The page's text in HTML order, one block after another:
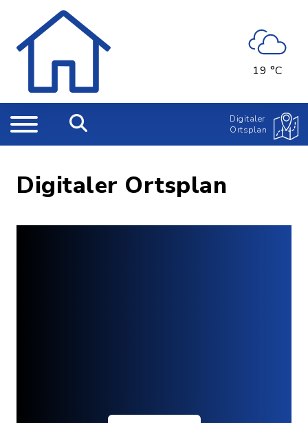
19 °C
Digitaler
Ortsplan
Digitaler Ortsplan